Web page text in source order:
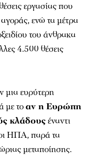
εργασίας που
αγοράς, ενώ τα μέτρα
του άνθρακα
4.500 θέσεις
μια ευρύτερη
με τοαν η Ευρώπη
κλάδουςέναντι
ΗΠΑ, παρά τα
μεταποίησης.